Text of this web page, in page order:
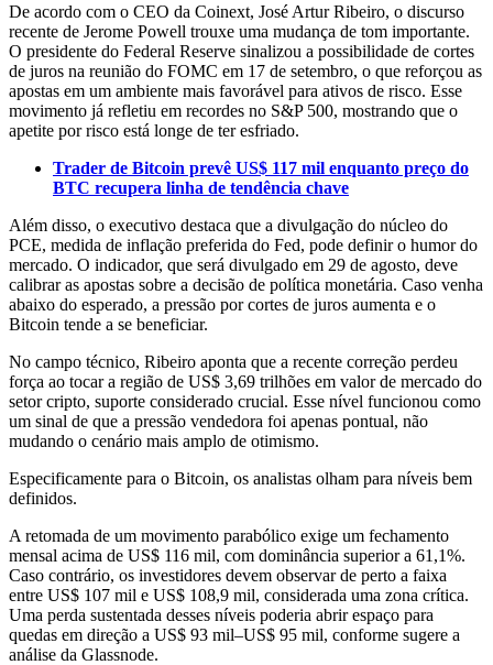
De acordo com o CEO da Coinext, José Artur Ribeiro, o discurso
recente de Jerome Powell trouxe uma mudança de tom importante.
O presidente do Federal Reserve sinalizou a possibilidade de cortes
de juros na reunião do FOMC em 17 de setembro, o que reforçou as
apostas em um ambiente mais favorável para ativos de risco. Esse
movimento já refletiu em recordes no S&P 500, mostrando que o
apetite por risco está longe de ter esfriado.
Trader de Bitcoin prevê US$ 117 mil enquanto preço do
BTC recupera linha de tendência chave
Além disso, o executivo destaca que a divulgação do núcleo do
PCE, medida de inflação preferida do Fed, pode definir o humor do
mercado. O indicador, que será divulgado em 29 de agosto, deve
calibrar as apostas sobre a decisão de política monetária. Caso venha
abaixo do esperado, a pressão por cortes de juros aumenta e o
Bitcoin tende a se beneficiar.
No campo técnico, Ribeiro aponta que a recente correção perdeu
força ao tocar a região de US$ 3,69 trilhões em valor de mercado do
setor cripto, suporte considerado crucial. Esse nível funcionou como
um sinal de que a pressão vendedora foi apenas pontual, não
mudando o cenário mais amplo de otimismo.
Especificamente para o Bitcoin, os analistas olham para níveis bem
definidos.
A retomada de um movimento parabólico exige um fechamento
mensal acima de US$ 116 mil, com dominância superior a 61,1%.
Caso contrário, os investidores devem observar de perto a faixa
entre US$ 107 mil e US$ 108,9 mil, considerada uma zona crítica.
Uma perda sustentada desses níveis poderia abrir espaço para
quedas em direção a US$ 93 mil–US$ 95 mil, conforme sugere a
análise da Glassnode.